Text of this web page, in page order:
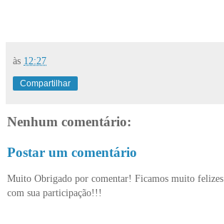
às 12:27
Compartilhar
Nenhum comentário:
Postar um comentário
Muito Obrigado por comentar! Ficamos muito felizes
com sua participação!!!